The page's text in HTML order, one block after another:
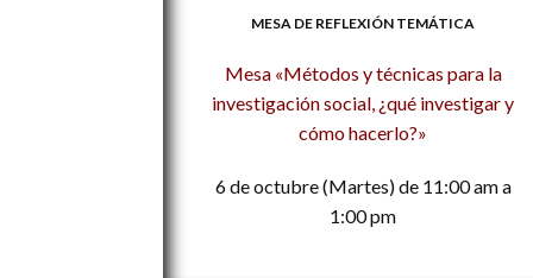
MESA DE REFLEXIÓN TEMÁTICA
Mesa «Métodos y técnicas para la
investigación social, ¿qué investigar y
cómo hacerlo?»
6 de octubre (Martes) de 11:00 am a
1:00 pm